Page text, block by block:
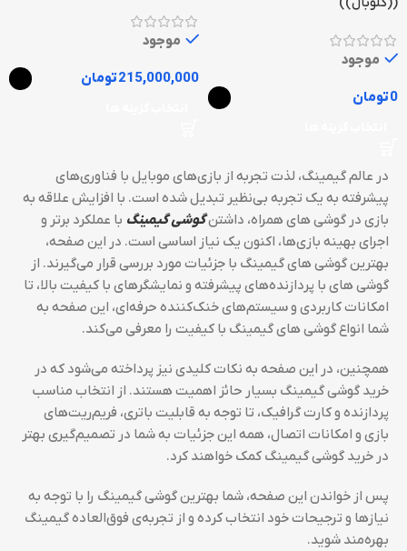
موجود
0تومان
موجود
215,000,000تومان
در عالم گیمینگ، لذت تجربه از بازی‌های موبایل با فناوری‌های
پیشرفته به یک تجربه بی‌نظیر تبدیل شده است. با افزایش علاقه به
بازی در گوشی های همراه، داشتنگوشی گیمینگ با عملکرد برتر و
اجرای بهینه بازی‌ها، اکنون یک نیاز اساسی است. در این صفحه،
بهترین گوشی های گیمینگ با جزئیات مورد بررسی قرار می‌گیرند. از
گوشی های با پردازنده‌های پیشرفته و نمایشگرهای با کیفیت بالا، تا
امکانات کاربردی و سیستم‌های خنک‌کننده حرفه‌ای، این صفحه به
شما انواع گوشی های گیمینگ با کیفیت را معرفی می‌کند.
همچنین، در این صفحه به نکات کلیدی نیز پرداخته می‌شود که در
خرید گوشی گیمینگ بسیار حائز اهمیت هستند. از انتخاب مناسب
پردازنده و کارت گرافیک، تا توجه به قابلیت باتری، فریم‌ریت‌های
بازی و امکانات اتصال، همه این جزئیات به شما در تصمیم‌گیری بهتر
در خرید گوشی گیمینگ کمک خواهند کرد.
پس از خواندن این صفحه، شما بهترین گوشی گیمینگ را با توجه به
نیازها و ترجیحات خود انتخاب کرده و از تجربه‌ی فوق‌العاده گیمینگ
بهره‌مند شوید.